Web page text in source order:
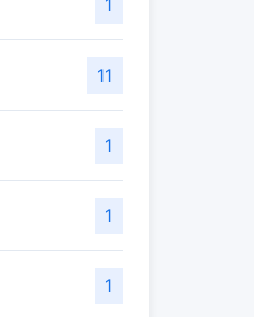
1
11
1
1
1